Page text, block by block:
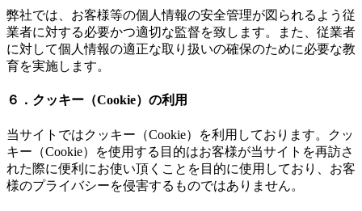
弊社では、お客様等の個人情報の安全管理が図られるよう従
業者に対する必要かつ適切な監督を致します。また、従業者
に対して個人情報の適正な取り扱いの確保のために必要な教
育を実施します。
６．クッキー（Cookie）の利用
当サイトではクッキー（Cookie）を利用しております。クッ
キー（Cookie）を使用する目的はお客様が当サイトを再訪さ
れた際に便利にお使い頂くことを目的に使用しており、お客
様のプライバシーを侵害するものではありません。